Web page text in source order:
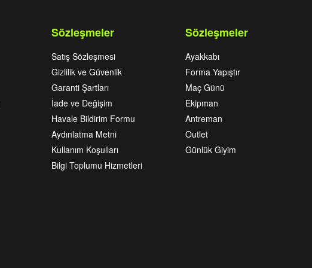
Sözleşmeler
Satış Sözleşmesi
Gizlilik ve Güvenlik
Garanti Şartları
İade ve Değişim
Havale Bildirim Formu
Aydınlatma Metni
Kullanım Koşulları
Bilgi Toplumu Hizmetleri
Sözleşmeler
Ayakkabı
Forma Yapıştır
Maç Günü
Ekipman
Antreman
Outlet
Günlük Giyim